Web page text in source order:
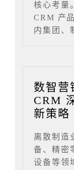
核心考量
CRM 产
内集团、
数智营
CRM
新策略
离散制造
备、精密
设备等领